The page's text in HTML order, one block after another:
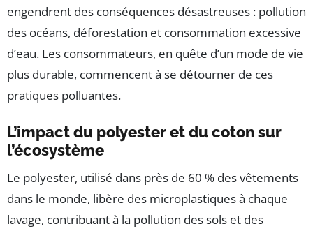
engendrent des conséquences désastreuses : pollution
des océans, déforestation et consommation excessive
d’eau. Les consommateurs, en quête d’un mode de vie
plus durable, commencent à se détourner de ces
pratiques polluantes.
L’impact du polyester et du coton sur
l’écosystème
Le polyester, utilisé dans près de 60 % des vêtements
dans le monde, libère des microplastiques à chaque
lavage, contribuant à la pollution des sols et des